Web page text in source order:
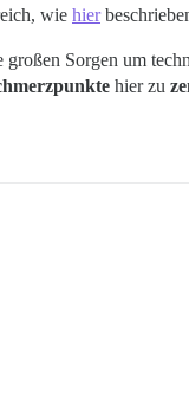
wie hier
Sorgen um
hier zu